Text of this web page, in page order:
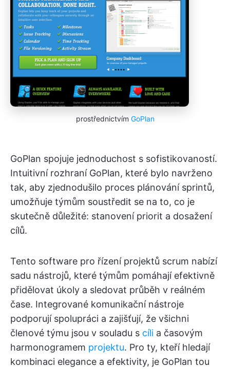
prostřednictvím GoPlan
GoPlan spojuje jednoduchost s sofistikovaností.
Intuitivní rozhraní GoPlan, které bylo navrženo
tak, aby zjednodušilo proces plánování sprintů,
umožňuje týmům soustředit se na to, co je
skutečně důležité: stanovení priorit a dosažení
cílů.
Tento software pro řízení projektů scrum nabízí
sadu nástrojů, které týmům pomáhají efektivně
přidělovat úkoly a sledovat průběh v reálném
čase. Integrované komunikační nástroje
podporují spolupráci a zajišťují, že všichni
členové týmu jsou v souladu s cíli a časovým
harmonogramem projektu. Pro ty, kteří hledají
kombinaci elegance a efektivity, je GoPlan tou